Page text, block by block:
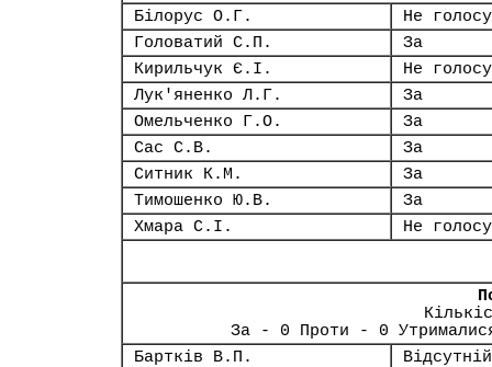
Білорус О.Г.
Не
Головатий С.П.
За
Кирильчук Є.І.
Не
Лук'яненко Л.Г.
За
Омельченко Г.О.
За
Сас С.В.
За
Ситник К.М.
За
Тимошенко Ю.В.
За
Хмара С.І.
Не
За - 0 Проти - 0
Бартків В.П.
Відсутній